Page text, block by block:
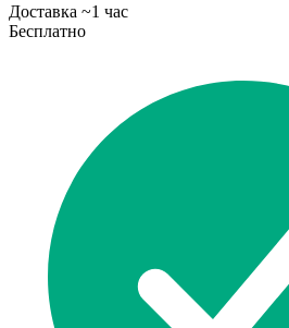
Доставка ~1 час
Бесплатно